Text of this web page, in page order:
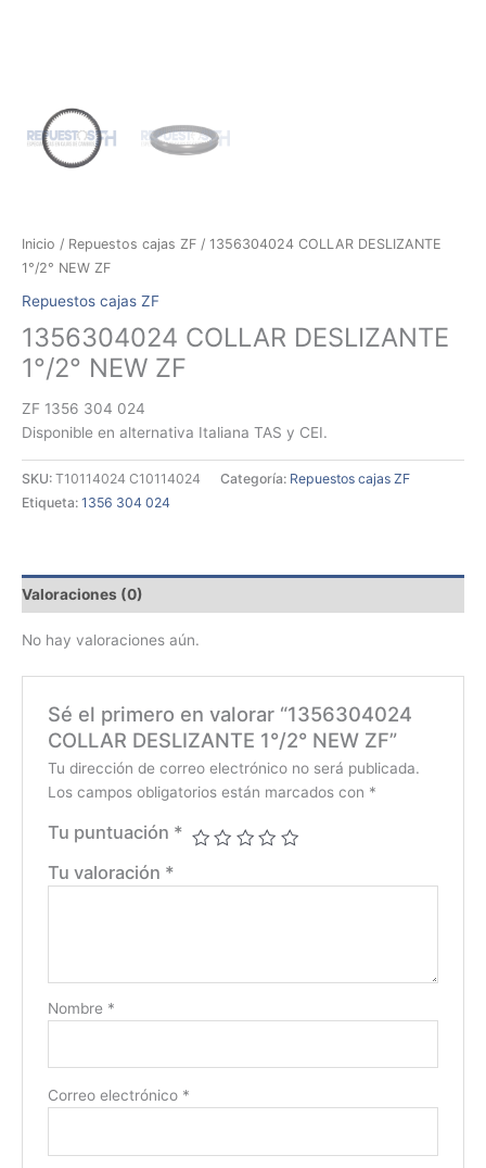
Inicio / Repuestos cajas ZF / 1356304024 COLLAR DESLIZANTE
1°/2° NEW ZF
Repuestos cajas ZF
1356304024 COLLAR DESLIZANTE
1°/2° NEW ZF
ZF 1356 304 024
Disponible en alternativa Italiana TAS y CEI.
SKU: T10114024 C10114024 Categoría: Repuestos cajas ZF
Etiqueta: 1356 304 024
Valoraciones (0)
No hay valoraciones aún.
Sé el primero en valorar “1356304024
COLLAR DESLIZANTE 1°/2° NEW ZF”
Tu dirección de correo electrónico no será publicada.
Los campos obligatorios están marcados con *
Tu puntuación *
Tu valoración *
Nombre *
Correo electrónico *